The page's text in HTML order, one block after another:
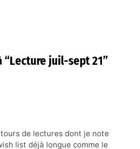
“Lecture juil-sept 21”
de lectures dont je note
list déjà longue comme le